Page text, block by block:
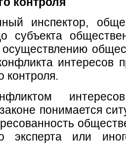
инспектор,
субъекта
осуществлению
интересов
контроля.
понимается
эксперта или